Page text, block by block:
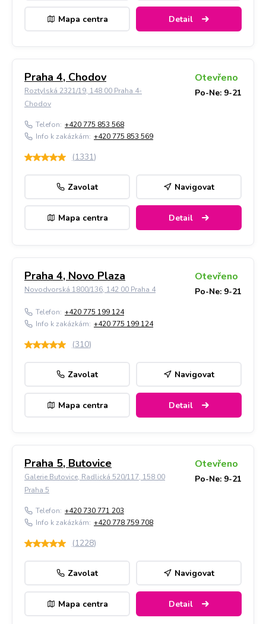
Mapa centra Detail
Praha 4, Chodov
Roztylská 2321/19, 148 00 Praha 4-
Chodov
Otevřeno
Po-Ne: 9-21
Telefon: +420 775 853 568
Info k zakázkám: +420 775 853 569
(1331)
Zavolat Navigovat
Mapa centra Detail
Praha 4, Novo Plaza
Novodvorská 1800/136, 142 00 Praha 4
Otevřeno
Po-Ne: 9-21
Telefon: +420 775 199 124
Info k zakázkám: +420 775 199 124
(310)
Zavolat Navigovat
Mapa centra Detail
Praha 5, Butovice
Galerie Butovice, Radlická 520/117, 158 00
Praha 5
Otevřeno
Po-Ne: 9-21
Telefon: +420 730 771 203
Info k zakázkám: +420 778 759 708
(1228)
Zavolat Navigovat
Mapa centra Detail